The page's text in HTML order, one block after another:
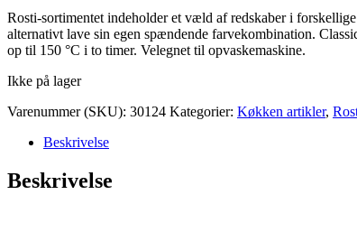
Rosti-sortimentet indeholder et væld af redskaber i
alternativt lave sin egen spændende farvekombination.
op til 150 °C i to timer. Velegnet til opvaskemaskine.
Ikke på lager
Varenummer (SKU): 30124 Kategorier: Køkken artikler,
Beskrivelse
Beskrivelse